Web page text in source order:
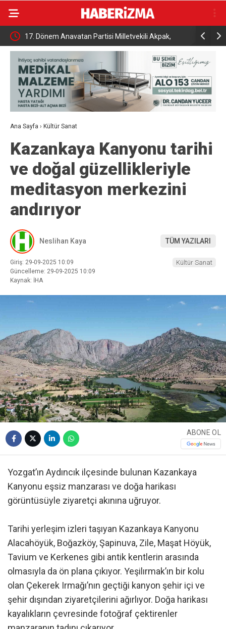
17. Dönem Anavatan Partisi Milletvekili Akpak,
toprağa verildi
Tutuklu
açıklama
Ana Sayfa › Kültür Sanat
Kazankaya Kanyonu tarihi
ve doğal güzellikleriyle
meditasyon merkezini
andırıyor
Neslihan Kaya TÜM YAZILARI
Giriş: 29-09-2025 10:09
Güncelleme: 29-09-2025 10:09
Kaynak: İHA
Kültür Sanat
ABONE OL
Yozgat’ın Aydıncık ilçesinde bulunan Kazankaya
Kanyonu eşsiz manzarası ve doğa harikası
görüntüsüyle ziyaretçi akınına uğruyor.
Tarihi yerleşim izleri taşıyan Kazankaya Kanyonu
Alacahöyük, Boğazköy, Şapinuva, Zile, Maşat Höyük,
Tavium ve Kerkenes gibi antik kentlerin arasında
olmasıyla da ön plana çıkıyor. Yeşilırmak’ın bir kolu
olan Çekerek Irmağı’nın geçtiği kanyon şehir içi ve
şehir dışından ziyaretçilerini ağırlıyor. Doğa harikası
kayalıkların çevresinde fotoğraf çektirenler